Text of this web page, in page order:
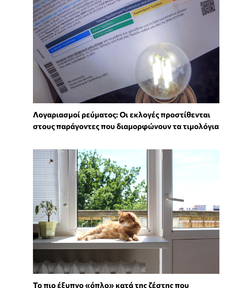
Λογαριασμοί ρεύματος: Οι εκλογές προστίθενται
στους παράγοντες που διαμορφώνουν τα τιμολόγια
To πιο έξυπνο «όπλο» κατά της ζέστης που